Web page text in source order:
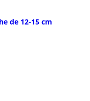
de 12-15 cm